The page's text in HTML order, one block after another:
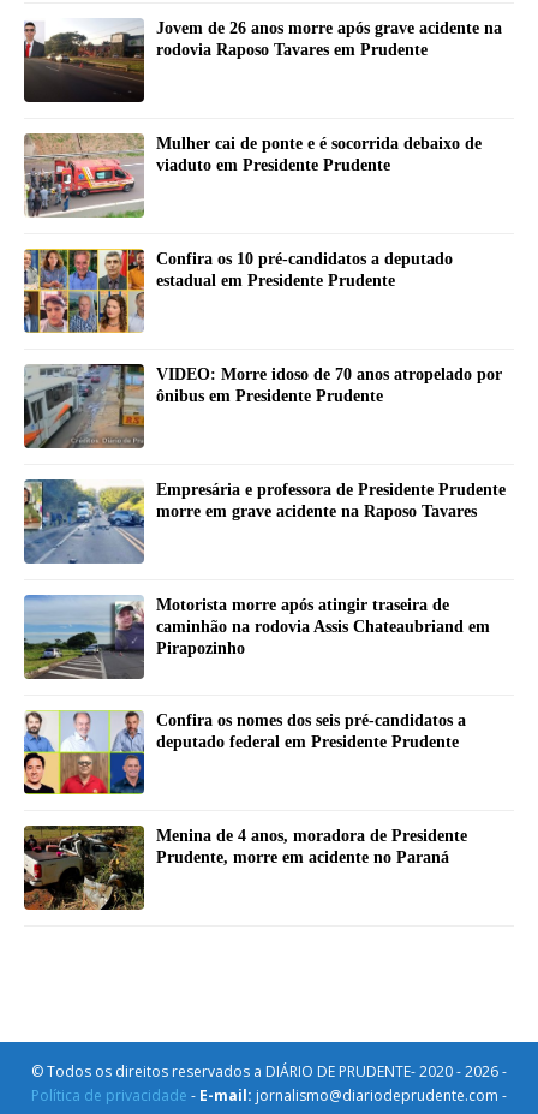
Jovem de 26 anos morre após grave acidente na
rodovia Raposo Tavares em Prudente
Mulher cai de ponte e é socorrida debaixo de
viaduto em Presidente Prudente
Confira os 10 pré-candidatos a deputado
estadual em Presidente Prudente
VIDEO: Morre idoso de 70 anos atropelado por
ônibus em Presidente Prudente
Empresária e professora de Presidente Prudente
morre em grave acidente na Raposo Tavares
Motorista morre após atingir traseira de
caminhão na rodovia Assis Chateaubriand em
Pirapozinho
Confira os nomes dos seis pré-candidatos a
deputado federal em Presidente Prudente
Menina de 4 anos, moradora de Presidente
Prudente, morre em acidente no Paraná
© Todos os direitos reservados a DIÁRIO DE PRUDENTE- 2020 - 2026 -
Política de privacidade - E-mail: jornalismo@diariodeprudente.com -